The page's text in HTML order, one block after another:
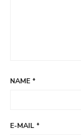
NAME *
E-MAIL *